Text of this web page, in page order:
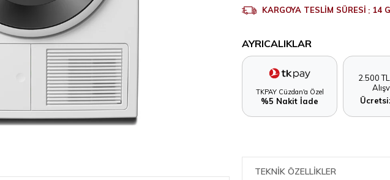
KARGOYA TESLİM SÜRESİ : 14
AYRICALIKLAR
TKPAY Cüzdan'a Özel
%5 Nakit İade
2.500
TEKNIK ÖZELLIKLER